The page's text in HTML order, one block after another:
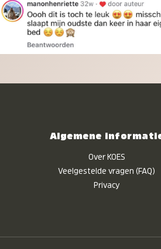
Algemene
Over KOES
Veelgestelde vragen (FAQ)
Privacy